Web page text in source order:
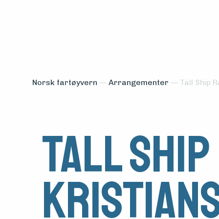
Medlemsfartøy
Norsk fartøyvern — Arrangementer — Tall Ship
Tall Ship